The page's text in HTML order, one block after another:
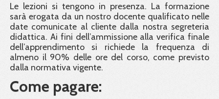
Le lezioni si tengono in presenza. La formazione
sarà erogata da un nostro docente qualificato nelle
date comunicate al cliente dalla nostra segreteria
didattica. Ai fini dell’ammissione alla verifica finale
dell’apprendimento si richiede la frequenza di
almeno il 90% delle ore del corso, come previsto
dalla normativa vigente.
Come pagare: